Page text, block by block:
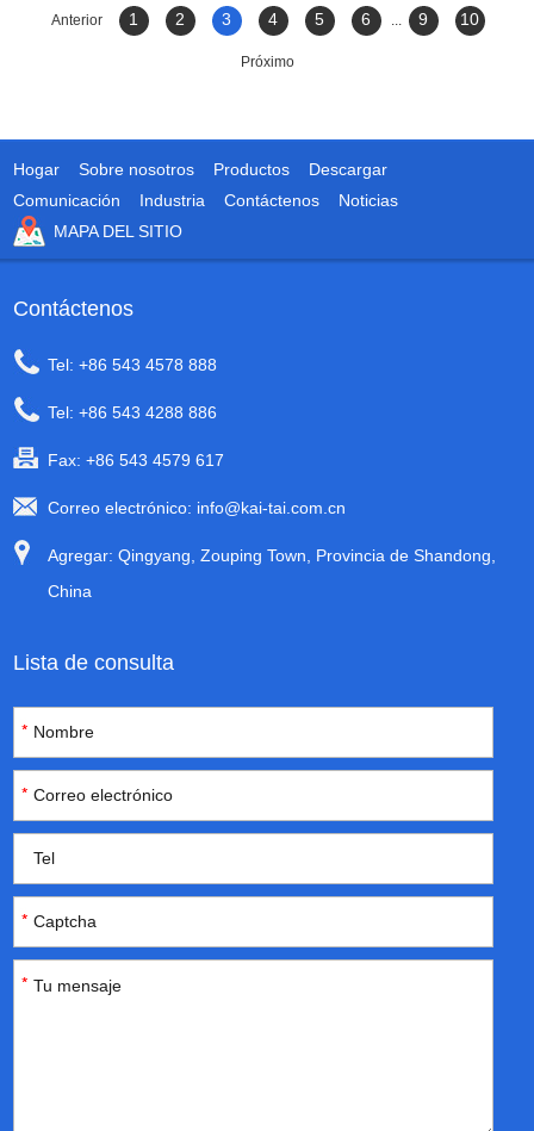
Anterior 1 2 3 4 5 6 ... 9 10
Próximo
Hogar Sobre nosotros Productos
Descargar
Comunicación
Industria Contáctenos
Noticias
MAPA DEL SITIO
Contáctenos
Tel: +86 543 4578 888
Tel: +86 543 4288 886
Fax: +86 543 4579 617
Correo electrónico: info@kai-tai.com.cn
Agregar: Qingyang, Zouping Town, Provincia de Shandong,
China
Lista de consulta